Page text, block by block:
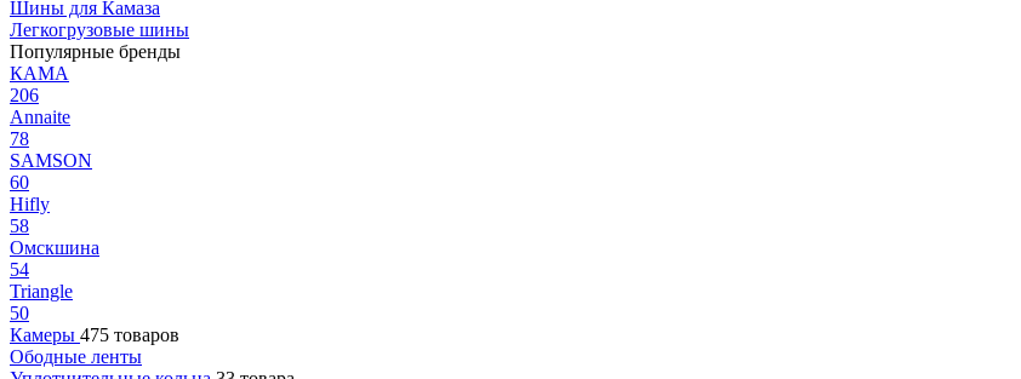
Шины для Камаза
Легкогрузовые шины
Популярные бренды
КАМА
206
Annaite
78
SAMSON
60
Hifly
58
Омскшина
54
Triangle
50
Камеры 475 товаров
Ободные ленты